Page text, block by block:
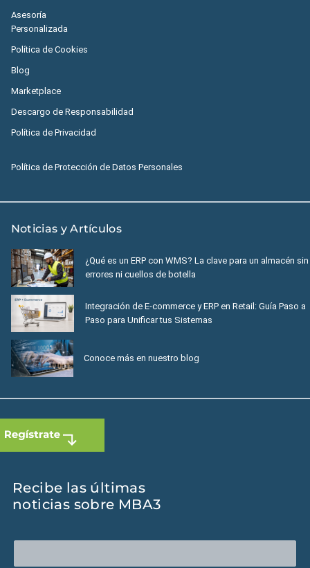
Asesoría
Personalizada
Política de Cookies
Blog
Marketplace
Descargo de Responsabilidad
Política de Privacidad
Política de Protección de Datos Personales
Noticias y Artículos
¿Qué es un ERP con WMS? La clave para un almacén sin
errores ni cuellos de botella
Integración de E-commerce y ERP en Retail: Guía Paso a
Paso para Unificar tus Sistemas
Conoce más en nuestro blog
Recibe las últimas
noticias sobre MBA3